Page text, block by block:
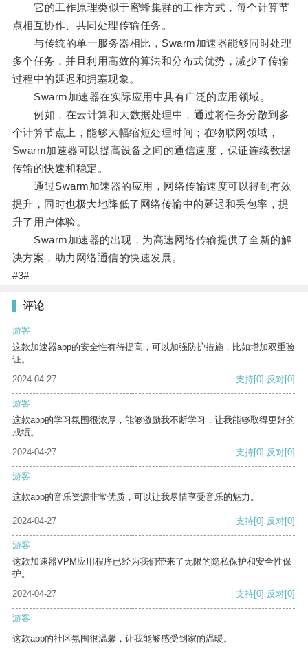
它的工作原理类似于蜜蜂集群的工作方式，每个计算节
点相互协作、共同处理传输任务。
与传统的单一服务器相比，Swarm加速器能够同时处理
多个任务，并且利用高效的算法和分布式优势，减少了传输
过程中的延迟和拥塞现象。
Swarm加速器在实际应用中具有广泛的应用领域。
例如，在云计算和大数据处理中，通过将任务分散到多
个计算节点上，能够大幅缩短处理时间；在物联网领域，
Swarm加速器可以提高设备之间的通信速度，保证连续数据
传输的快速和稳定。
通过Swarm加速器的应用，网络传输速度可以得到有效
提升，同时也极大地降低了网络传输中的延迟和丢包率，提
升了用户体验。
Swarm加速器的出现，为高速网络传输提供了全新的解
决方案，助力网络通信的快速发展。
#3#
评论
游客
这款加速器app的安全性有待提高，可以加强防护措施，比如增加双重验
证。
2024-04-27
支持[0] 反对[0]
游客
这款app的学习氛围很浓厚，能够激励我不断学习，让我能够取得更好的
成绩。
2024-04-27
支持[0] 反对[0]
游客
这款app的音乐资源非常优质，可以让我尽情享受音乐的魅力。
2024-04-27 支持[0] 反对[0]
游客
这款加速器VPM应用程序已经为我们带来了无限的隐私保护和安全性保
护。
2024-04-27
支持[0] 反对[0]
游客
这款app的社区氛围很温馨，让我能够感受到家的温暖。